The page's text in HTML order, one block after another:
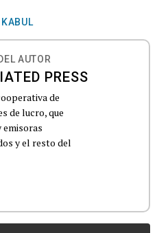
KABUL
AUTOR
PRESS
de
de lucro, que
emisoras
y el resto del